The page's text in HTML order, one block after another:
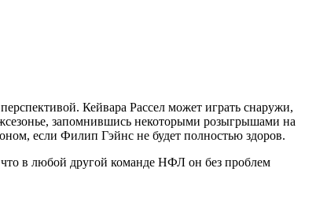
Кейвара Рассел может играть снаружи,
запомнившись некоторыми розыгрышами на
если Филип Гэйнс не будет полностью здоров.
в любой другой команде НФЛ он без проблем